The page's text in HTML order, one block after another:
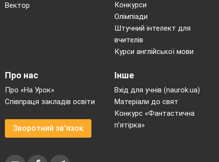
Вектор
Конкурси
Олімпіади
Штучний інтелект для
вчителів
Курси англійської мови
Про нас
Про «На Урок»
Співпраця закладів освіти
Зворотний зв'язок
Інше
Вхід для учнів (naurok.ua)
Матеріали до свят
Конкурс «Фантастична
п’ятірка»